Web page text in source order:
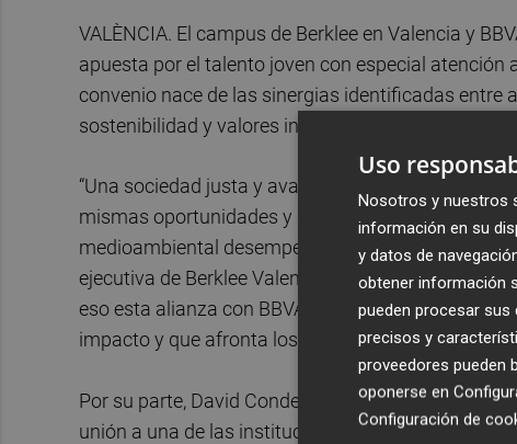
VALÈNCIA. El campus de Berklee en Valencia y
apuesta por el talento joven con especial
convenio nace de las sinergias identificadas
sostenibilidad y valores institucionales.
“Una sociedad justa y avanzada es aquella en la
mismas oportunidades y donde el compromiso
medioambiental desempeña un papel clave”
ejecutiva de Berklee Valencia. “Es un camino que
eso esta alianza con BBVA es tan importante,
impacto y que afronta los retos del presente y del
Por su parte, David Conde, director de la Territorial
unión a una de las instituciones universitarias
Uso
Nosotros y nuestros
información en su
y datos de
obtener información
pueden procesar
precisos y
proveedores pueden
oponerse en
Configuración de